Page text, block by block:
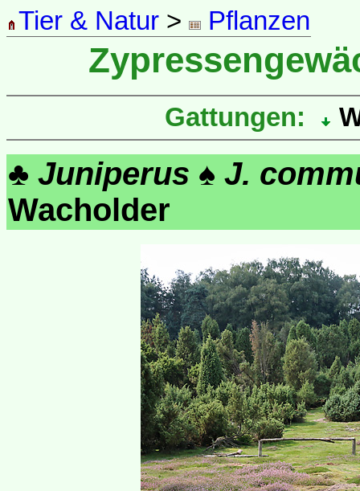
Tier & Natur > Pflanzen
Gattungen:
♣ Juniperus ♠ J.
Wacholder